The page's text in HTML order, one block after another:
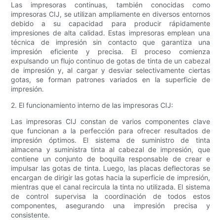
Las impresoras continuas, también conocidas como
impresoras CIJ, se utilizan ampliamente en diversos entornos
debido a su capacidad para producir rápidamente
impresiones de alta calidad. Estas impresoras emplean una
técnica de impresión sin contacto que garantiza una
impresión eficiente y precisa. El proceso comienza
expulsando un flujo continuo de gotas de tinta de un cabezal
de impresión y, al cargar y desviar selectivamente ciertas
gotas, se forman patrones variados en la superficie de
impresión.
2. El funcionamiento interno de las impresoras CIJ:
Las impresoras CIJ constan de varios componentes clave
que funcionan a la perfección para ofrecer resultados de
impresión óptimos. El sistema de suministro de tinta
almacena y suministra tinta al cabezal de impresión, que
contiene un conjunto de boquilla responsable de crear e
impulsar las gotas de tinta. Luego, las placas deflectoras se
encargan de dirigir las gotas hacia la superficie de impresión,
mientras que el canal recircula la tinta no utilizada. El sistema
de control supervisa la coordinación de todos estos
componentes, asegurando una impresión precisa y
consistente.